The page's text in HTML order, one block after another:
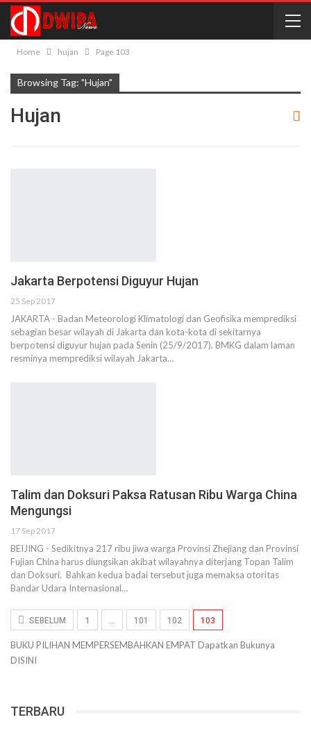
Home hujan Page 103
Browsing Tag: "hujan"
Hujan
Jakarta Berpotensi Diguyur Hujan
25 Sep 2017
JAKARTA - Badan Meteorologi Klimatologi dan Geofisika memprediksi
sebagian besar wilayah di Jakarta dan kota-kota di sekitarnya
berpotensi diguyur hujan pada Senin (25/9/2017). BMKG dalam laman
resminya memprediksi wilayah Jakarta…
Talim dan Doksuri Paksa Ratusan Ribu Warga China
Mengungsi
17 Sep 2017
BEIJING - Sedikitnya 217 ribu jiwa warga Provinsi Zhejiang dan Provinsi
Fujian China harus diungsikan akibat wilayahnya diterjang Topan Talim
dan Doksuri. Bahkan kedua badai tersebut juga memaksa otoritas
Bandar Udara Internasional…
SEBELUM 1 … 101 102 103
BUKU PILIHAN MEMPERSEMBAHKAN EMPAT Dapatkan Bukunya
DISINI
TERBARU